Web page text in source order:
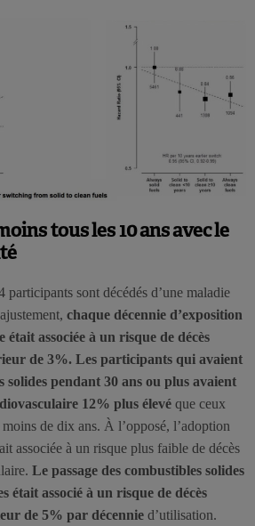
tous les 10 ans avec le
sont décédés d’une maladie
chaque décennie d’exposition
associée à un risque de décès
de 3%. Les participants qui avaient
solides pendant 30 ans ou plus avaient
12% plus élevé que ceux
de dix ans. À l’opposé, l’adoption
associée à un risque plus faible de décès
Le passage des combustibles solides
était associé à un risque de décès
de 5% par décennie d’utilisation.